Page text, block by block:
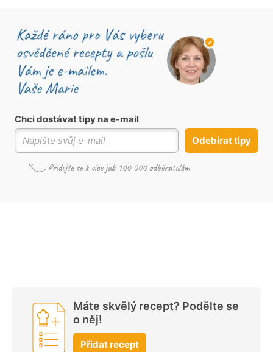
Chci dostávat tipy na e-mail
Odebírat tipy
Máte skvělý recept? Podělte se
o něj!
Přidat recept